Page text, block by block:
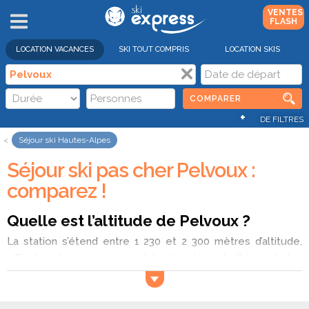
VENTES
FLASH
LOCATION VACANCES SKI TOUT COMPRIS LOCATION SKIS
COMPARER
+ DE FILTRES
Séjour ski Hautes-Alpes
Séjour ski pas cher Pelvoux :
comparez !
Quelle est l’altitude de Pelvoux ?
La station s’étend entre 1 230 et 2 300 mètres d’altitude,
vues magnifiques sur les sommets du parc national des